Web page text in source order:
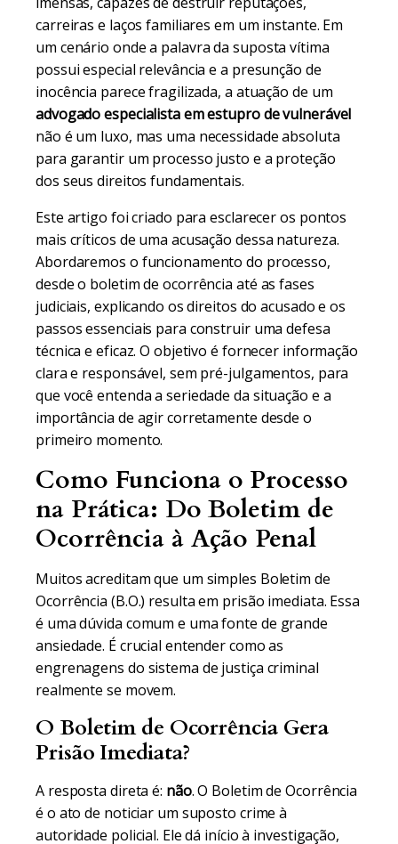
carreiras e laços familiares em um instante. Em
um cenário onde a palavra da suposta vítima
possui especial relevância e a presunção de
inocência parece fragilizada, a atuação de um
advogado especialista em estupro de vulnerável
não é um luxo, mas uma necessidade absoluta
para garantir um processo justo e a proteção
dos seus direitos fundamentais.
Este artigo foi criado para esclarecer os pontos
mais críticos de uma acusação dessa natureza.
Abordaremos o funcionamento do processo,
desde o boletim de ocorrência até as fases
judiciais, explicando os direitos do acusado e os
passos essenciais para construir uma defesa
técnica e eficaz. O objetivo é fornecer informação
clara e responsável, sem pré-julgamentos, para
que você entenda a seriedade da situação e a
importância de agir corretamente desde o
primeiro momento.
Como Funciona o Processo
na Prática: Do Boletim de
Ocorrência à Ação Penal
Muitos acreditam que um simples Boletim de
Ocorrência (B.O.) resulta em prisão imediata. Essa
é uma dúvida comum e uma fonte de grande
ansiedade. É crucial entender como as
engrenagens do sistema de justiça criminal
realmente se movem.
O Boletim de Ocorrência Gera
Prisão Imediata?
A resposta direta é: não. O Boletim de Ocorrência
é o ato de noticiar um suposto crime à
autoridade policial. Ele dá início à investigação,